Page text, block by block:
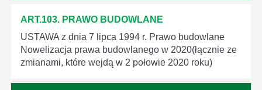
ART.103. PRAWO BUDOWLANE
USTAWA z dnia 7 lipca 1994 r. Prawo budowlane
Nowelizacja prawa budowlanego w 2020(łącznie ze
zmianami, które wejdą w 2 połowie 2020 roku)